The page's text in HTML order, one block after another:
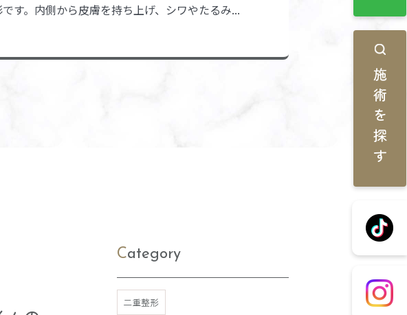
す。内側から皮膚を持ち上げ、シワやたるみ...
Category
二重整形
施術を探す